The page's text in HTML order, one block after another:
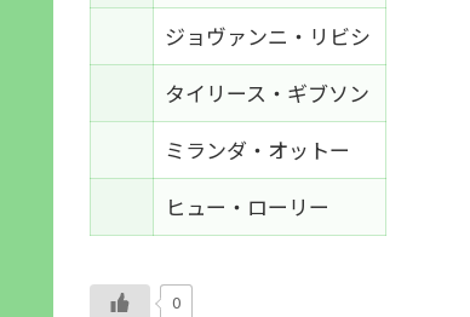
ジョヴァンニ・リビシ
タイリース・ギブソン
ミランダ・オットー
ヒュー・ローリー
0